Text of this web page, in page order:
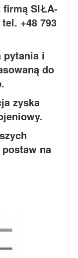
firmą SIŁA-
+48 793
pytania i
do
zyska
na